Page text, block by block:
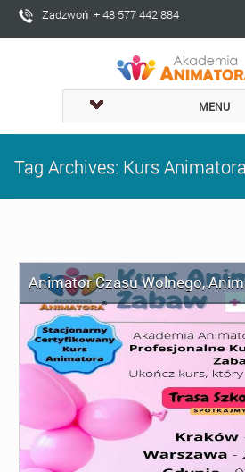
Zadzwoń + 48 577 442 884
MENU
Tag Archives: Kurs
Animator Czasu Wolnego,